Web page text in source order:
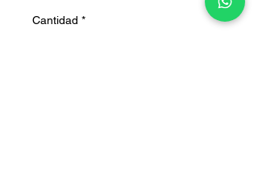
Cantidad *